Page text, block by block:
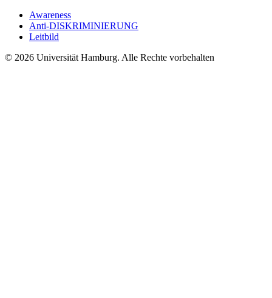
Awareness
Anti-DISKRIMINIERUNG
Leitbild
© 2026 Universität Hamburg. Alle Rechte vorbehalten